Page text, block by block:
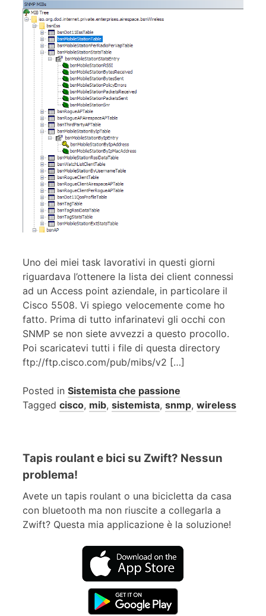
Uno dei miei task lavorativi in questi giorni
riguardava l’ottenere la lista dei client connessi
ad un Access point aziendale, in particolare il
Cisco 5508. Vi spiego velocemente come ho
fatto. Prima di tutto infarinatevi gli occhi con
SNMP se non siete avvezzi a questo procollo.
Poi scaricatevi tutti i file di questa directory
ftp://ftp.cisco.com/pub/mibs/v2 […]
Posted in Sistemista che passione
Tagged cisco, mib, sistemista, snmp, wireless
Tapis roulant e bici su Zwift? Nessun
problema!
Avete un tapis roulant o una bicicletta da casa
con bluetooth ma non riuscite a collegarla a
Zwift? Questa mia applicazione è la soluzione!